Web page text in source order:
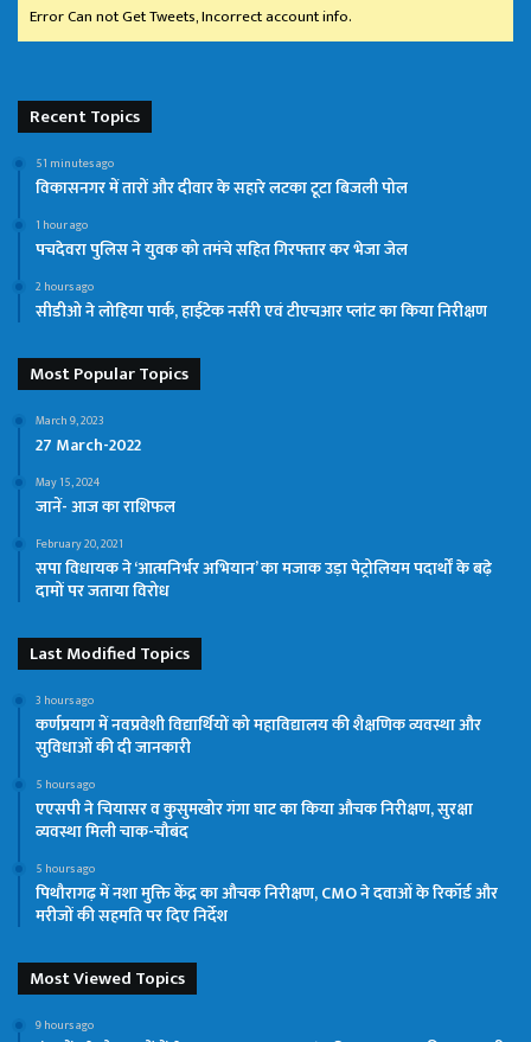
Error Can not Get Tweets, Incorrect account info.
Recent Topics
51 minutes ago
विकासनगर में तारों और दीवार के सहारे लटका टूटा बिजली पोल
1 hour ago
पचदेवरा पुलिस ने युवक को तमंचे सहित गिरफ्तार कर भेजा जेल
2 hours ago
सीडीओ ने लोहिया पार्क, हाईटेक नर्सरी एवं टीएचआर प्लांट का किया निरीक्षण
Most Popular Topics
March 9, 2023
27 March-2022
May 15, 2024
जानें- आज का राशिफल
February 20, 2021
सपा विधायक ने ‘आत्मनिर्भर अभियान’ का मजाक उड़ा पेट्रोलियम पदार्थों के बढ़े
दामों पर जताया विरोध
Last Modified Topics
3 hours ago
कर्णप्रयाग में नवप्रवेशी विद्यार्थियों को महाविद्यालय की शैक्षणिक व्यवस्था और
सुविधाओं की दी जानकारी
5 hours ago
एएसपी ने चियासर व कुसुमखोर गंगा घाट का किया औचक निरीक्षण, सुरक्षा
व्यवस्था मिली चाक-चौबंद
5 hours ago
पिथौरागढ़ में नशा मुक्ति केंद्र का औचक निरीक्षण, CMO ने दवाओं के रिकॉर्ड और
मरीजों की सहमति पर दिए निर्देश
Most Viewed Topics
9 hours ago